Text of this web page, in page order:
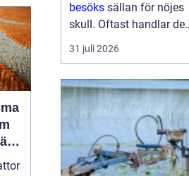
besöks sällan för nöjes
skull. Oftast handlar det
om att lösa ett problem
snabbt, hålla bilen säker
livslängden på en redan
dyr investering. Sam...
31 juli 2026